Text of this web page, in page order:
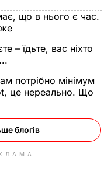
що в нього є час.
– їдьте, вас ніхто
потрібно мінімум
це нереально. Що
блогів